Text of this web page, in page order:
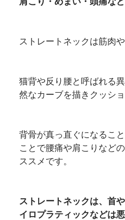
ストレートネックは筋肉
猫背や反り腰と呼ばれる
然なカーブを描きクッシ
背骨が真っ直ぐになるこ
ことで腰痛や肩こりなど
ススメです。
ストレートネックは、首
イロプラティックなどは